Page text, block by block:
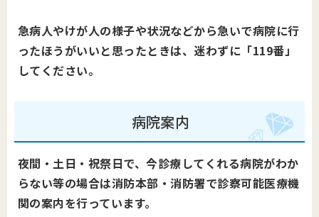
急病人やけが人の様子や状況などから急いで病院に行
ったほうがいいと思ったときは、迷わずに「119番」
してください。
病院案内
夜間・土日・祝祭日で、今診療してくれる病院がわか
らない等の場合は消防本部・消防署で診察可能医療機
関の案内を行っています。